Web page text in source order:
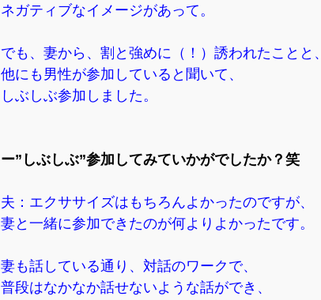
ネガティブなイメージがあって。
でも、妻から、割と強めに（！）誘われたことと、
他にも男性が参加していると聞いて、
しぶしぶ参加しました。
ー”しぶしぶ”参加してみていかがでしたか？笑
夫：エクササイズはもちろんよかったのですが、
妻と一緒に参加できたのが何よりよかったです。
妻も話している通り、対話のワークで、
普段はなかなか話せないような話ができ、